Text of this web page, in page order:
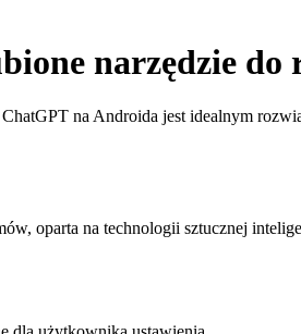
narzędzie do
na Androida jest idealnym
oparta na technologii sztucznej